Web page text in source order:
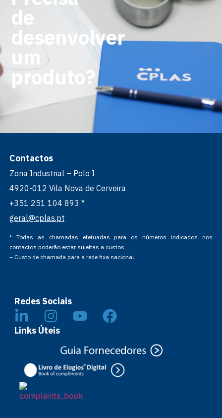
de
desenvolver
produto?
Contactos
Zona Industrial – Polo I
4920-012 Vila Nova de Cerveira
+351 251 104 893 *
geral@cplas.pt
* Todas as chamadas efetuadas para os números indicados nos
contactos poderão estar sujeitas a custos.
– Custo de chamada para a rede fixa nacional.
Redes Sociais
Links Úteis